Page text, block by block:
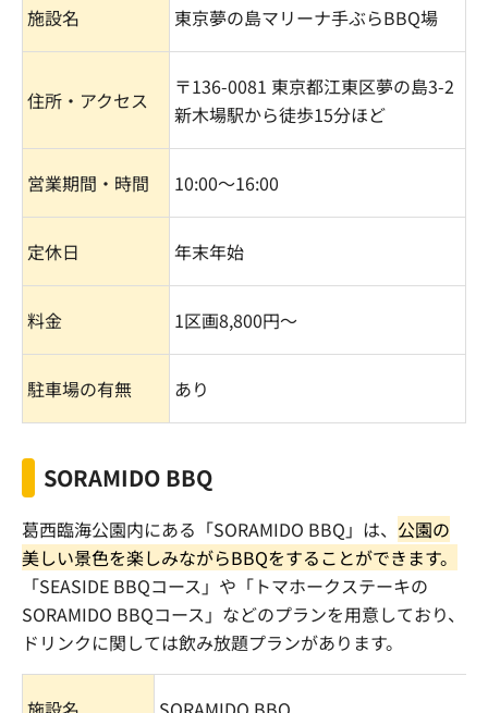
施設名 東京夢の島マリーナ手ぶらBBQ場
住所・アクセス
〒136-0081 東京都江東区夢の島3-2
新木場駅から徒歩15分ほど
営業期間・時間 10:00〜16:00
定休日 年末年始
料金 1区画8,800円〜
駐車場の有無 あり
SORAMIDO BBQ
葛西臨海公園内にある「SORAMIDO BBQ 」は、 公園の
美しい景色を楽しみながらBBQをすることができます。
「SEASIDE BBQコース」や「トマホークステーキの
SORAMIDO BBQコース」などのプランを用意しており、
ドリンクに関しては飲み放題プランがあります。